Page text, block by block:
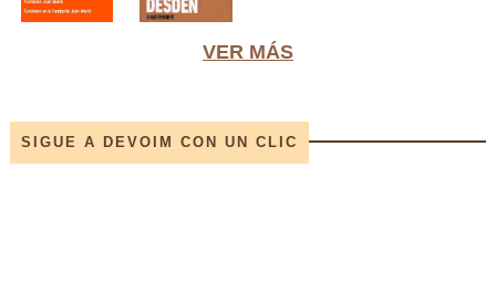
VER MÁS
SIGUE A DEVOIM CON UN CLIC